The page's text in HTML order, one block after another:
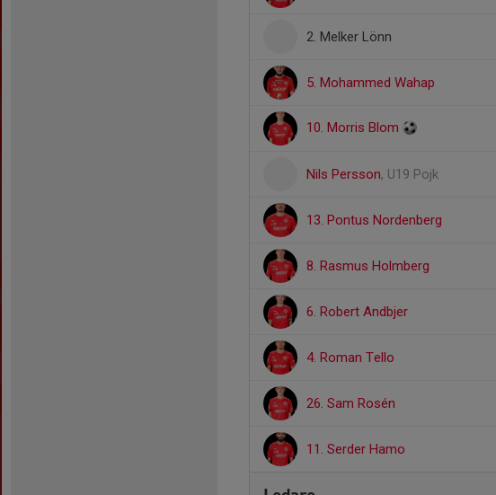
2. Melker Lönn
5. Mohammed Wahap
10. Morris Blom
Nils Persson, U19 Pojk
13. Pontus Nordenberg
8. Rasmus Holmberg
6. Robert Andbjer
4. Roman Tello
26. Sam Rosén
11. Serder Hamo